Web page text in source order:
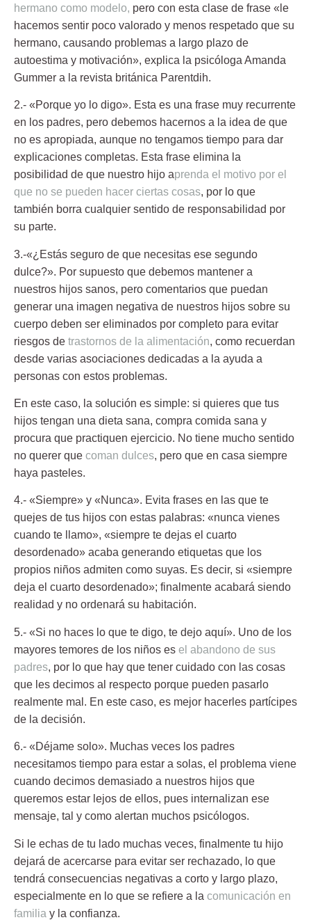
hermano como modelo, pero con esta clase de frase «le
hacemos sentir poco valorado y menos respetado que su
hermano, causando problemas a largo plazo de
autoestima y motivación», explica la psicóloga Amanda
Gummer a la revista británica Parentdih.
2.- «Porque yo lo digo». Esta es una frase muy recurrente
en los padres, pero debemos hacernos a la idea de que
no es apropiada, aunque no tengamos tiempo para dar
explicaciones completas. Esta frase elimina la
posibilidad de que nuestro hijo aprenda el motivo por el
que no se pueden hacer ciertas cosas, por lo que
también borra cualquier sentido de responsabilidad por
su parte.
3.-«¿Estás seguro de que necesitas ese segundo
dulce?». Por supuesto que debemos mantener a
nuestros hijos sanos, pero comentarios que puedan
generar una imagen negativa de nuestros hijos sobre su
cuerpo deben ser eliminados por completo para evitar
riesgos de trastornos de la alimentación, como recuerdan
desde varias asociaciones dedicadas a la ayuda a
personas con estos problemas.
En este caso, la solución es simple: si quieres que tus
hijos tengan una dieta sana, compra comida sana y
procura que practiquen ejercicio. No tiene mucho sentido
no querer que coman dulces, pero que en casa siempre
haya pasteles.
4.- «Siempre» y «Nunca». Evita frases en las que te
quejes de tus hijos con estas palabras: «nunca vienes
cuando te llamo», «siempre te dejas el cuarto
desordenado» acaba generando etiquetas que los
propios niños admiten como suyas. Es decir, si «siempre
deja el cuarto desordenado»; finalmente acabará siendo
realidad y no ordenará su habitación.
5.- «Si no haces lo que te digo, te dejo aquí». Uno de los
mayores temores de los niños es el abandono de sus
padres, por lo que hay que tener cuidado con las cosas
que les decimos al respecto porque pueden pasarlo
realmente mal. En este caso, es mejor hacerles partícipes
de la decisión.
6.- «Déjame solo». Muchas veces los padres
necesitamos tiempo para estar a solas, el problema viene
cuando decimos demasiado a nuestros hijos que
queremos estar lejos de ellos, pues internalizan ese
mensaje, tal y como alertan muchos psicólogos.
Si le echas de tu lado muchas veces, finalmente tu hijo
dejará de acercarse para evitar ser rechazado, lo que
tendrá consecuencias negativas a corto y largo plazo,
especialmente en lo que se refiere a la comunicación en
familia y la confianza.